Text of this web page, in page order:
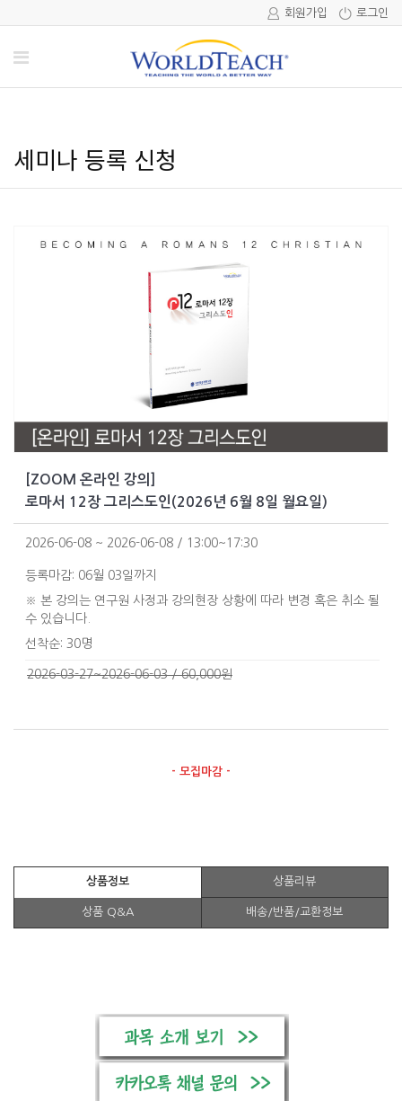
로그인
회원가입
세미나 등록 신청
[ZOOM 온라인 강의]
로마서 12장 그리스도인(2026년 6월 8일 월요일)
2026-06-08 ~ 2026-06-08 / 13:00~17:30
등록마감: 06월 03일까지
※ 본 강의는 연구원 사정과 강의현장 상황에 따라 변경 혹은 취소 될
수 있습니다.
선착순: 30명
2026-03-27~2026-06-03 / 60,000원
- 모집마감 -
상품정보 상품리뷰
상품 Q&A 배송/반품/교환정보